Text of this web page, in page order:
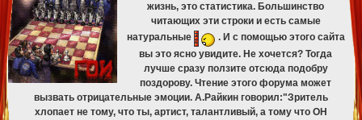
жизнь, это статистика. Большинство
читающих эти строки и есть самые
натуральные
. И с помощью этого сайта
вы это ясно увидите. Не хочется? Тогда
лучше сразу ползите отсюда подобру
поздорову. Чтение этого форума может
вызвать отрицательные эмоции. А.Райкин говорил:"Зритель
хлопает не тому, что ты, артист, талантливый, а тому что ОН